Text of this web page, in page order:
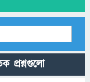
প্রশ্নগুলো